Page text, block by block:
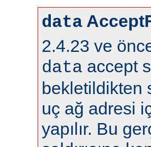
data
2.4.23 ve
data accept
bekletildikten
uç ağ adresi
yapılır. Bu